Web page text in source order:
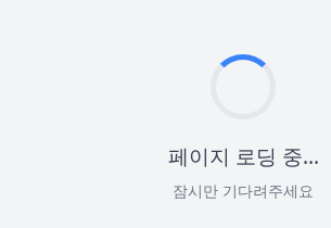
페이지 로딩 중...
잠시만 기다려주세요